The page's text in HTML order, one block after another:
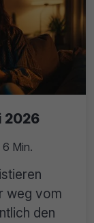
2026
6 Min.
weg vom
den